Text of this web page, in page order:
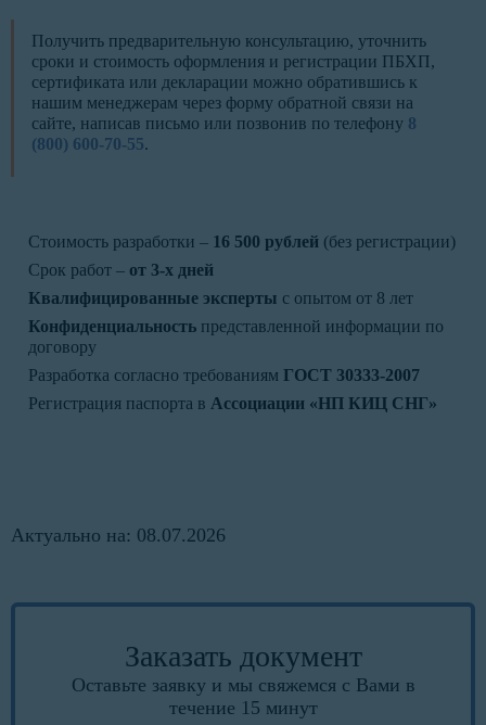
Получить предварительную консультацию, уточнить
сроки и стоимость оформления и регистрации ПБХП,
сертификата или декларации можно обратившись к
нашим менеджерам через форму обратной связи на
сайте, написав письмо или позвонив по телефону 8
(800) 600-70-55.
Стоимость разработки – 16 500 рублей (без регистрации)
Срок работ – от 3-х дней
Квалифицированные эксперты с опытом от 8 лет
Конфиденциальность представленной информации по
договору
Разработка согласно требованиям ГОСТ 30333-2007
Регистрация паспорта в Ассоциации «НП КИЦ СНГ»
Актуально на: 08.07.2026
Заказать документ
Оставьте заявку и мы свяжемся с Вами в
течение 15 минут